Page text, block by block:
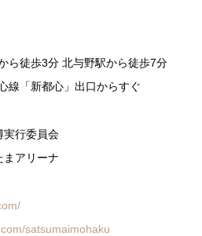
ら徒歩3分 北与野駅から徒歩7分
線「新都心」出口からすぐ
実行委員会
まアリーナ
satsumaimohaku